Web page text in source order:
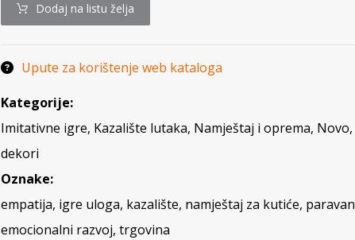
Dodaj na listu želja
Upute za korištenje web kataloga
Kategorije:
Imitativne igre, Kazalište lutaka, Namještaj i oprema, Novo,
dekori
Oznake:
empatija, igre uloga, kazalište, namještaj za kutiće, paravan
emocionalni razvoj, trgovina